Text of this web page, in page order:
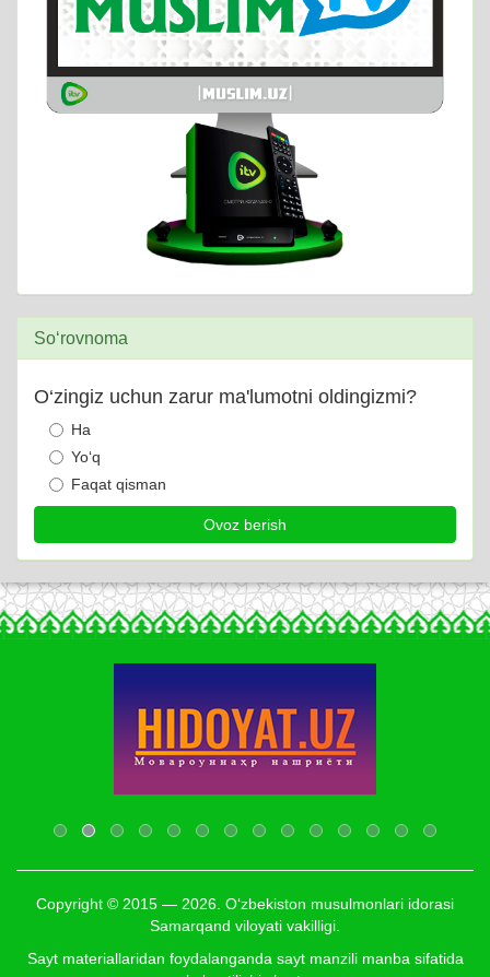
So‘rovnoma
O‘zingiz uchun zarur ma'lumotni oldingizmi?
Ha
Yo‘q
Faqat qisman
Copyright © 2015 — 2026. O‘zbekiston musulmonlari idorasi
Samarqand viloyati vakilligi.
Sayt materiallaridan foydalanganda sayt manzili manba sifatida